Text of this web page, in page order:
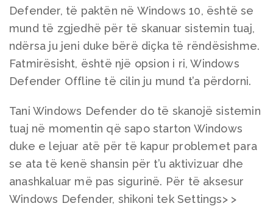
Defender, të paktën në Windows 10, është se
mund të zgjedhë për të skanuar sistemin tuaj,
ndërsa ju jeni duke bërë diçka të rëndësishme.
Fatmirësisht, është një opsion i ri, Windows
Defender Offline të cilin ju mund t’a përdorni.
Tani Windows Defender do të skanojë sistemin
tuaj në momentin që sapo starton Windows
duke e lejuar atë për të kapur problemet para
se ata të kenë shansin për t’u aktivizuar dhe
anashkaluar më pas sigurinë. Për të aksesur
Windows Defender, shikoni tek Settings> >